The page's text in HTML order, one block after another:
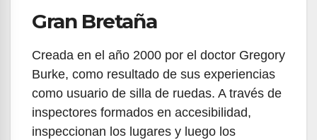
Gran Bretaña
Creada en el año 2000 por el doctor Gregory
Burke, como resultado de sus experiencias
como usuario de silla de ruedas. A través de
inspectores formados en accesibilidad,
inspeccionan los lugares y luego los